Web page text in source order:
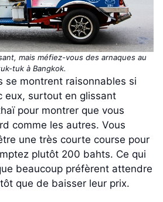
mais méfiez-vous des arnaques au
tuk à Bangkok.
se montrent raisonnables si
eux, surtout en glissant
pour montrer que vous
comme les autres. Vous
une très courte course pour
plutôt 200 bahts. Ce qui
beaucoup préfèrent attendre
que de baisser leur prix.